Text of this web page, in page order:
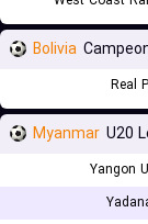
Bolivia
Real
Myanmar U20
Yangon